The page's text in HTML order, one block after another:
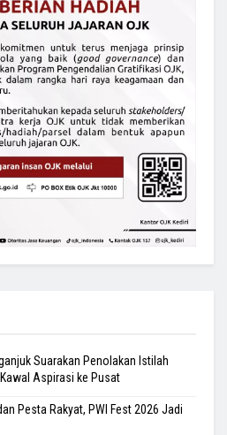
Suarakan Penolakan Istilah
Kawal Aspirasi ke Pusat
Pesta Rakyat, PWI Fest 2026 Jadi